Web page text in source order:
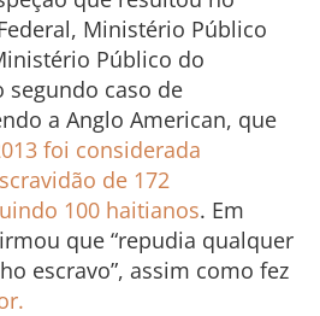
Ministério Público
Público do
segundo caso de
a Anglo American, que
foi considerada
de 172
100 haitianos. Em
que “repudia qualquer
escravo”, assim como fez